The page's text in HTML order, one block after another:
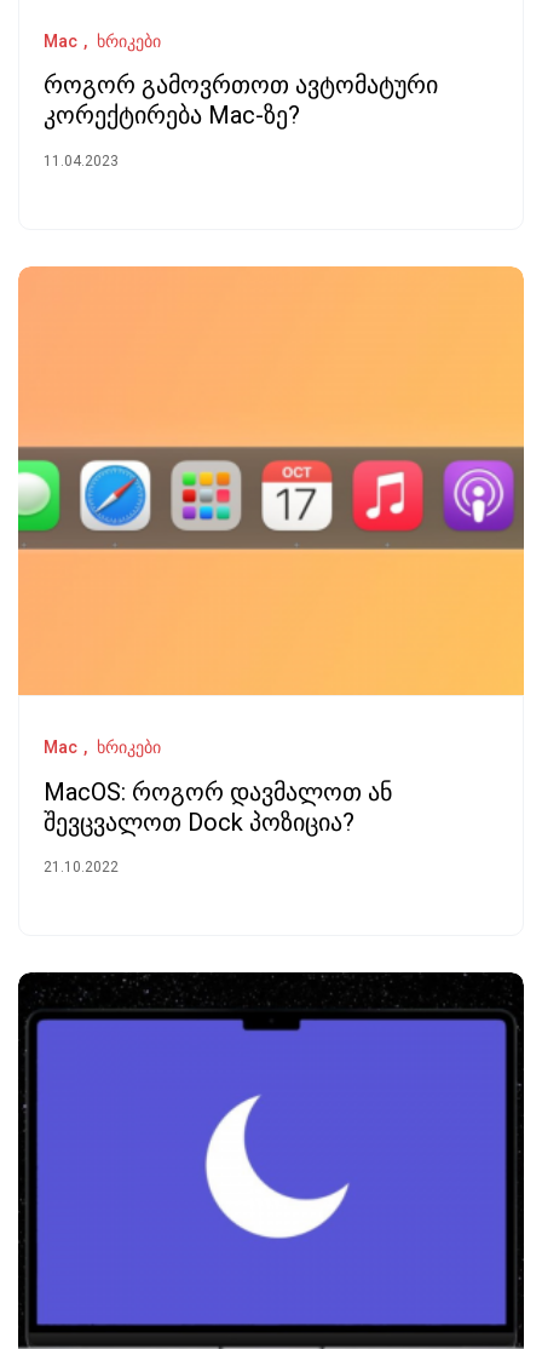
Mac ხრიკები
როგორ გამოვრთოთ ავტომატური
კორექტირება Mac-ზე?
11.04.2023
Mac ხრიკები
MacOS: როგორ დავმალოთ ან
შევცვალოთ Dock პოზიცია?
21.10.2022